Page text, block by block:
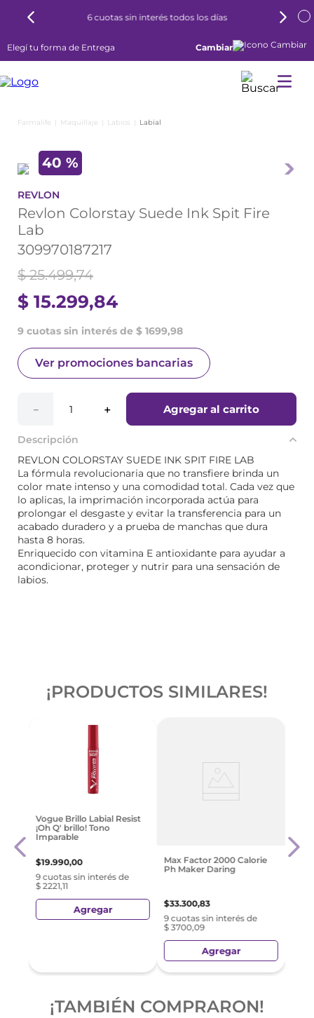
6 cuotas sin interés todos los días
Elegí tu forma de Entrega Cambiar
Maquillaje Labios Labial
40 %
REVLON
Revlon Colorstay Suede Ink Spit Fire
Lab
309970187217
$ 15.299,84
$ 25.499,74
9 cuotas sin interés de $ 1699,98
Ver promociones bancarias
＋
－ Agregar al carrito
Descripción
REVLON COLORSTAY SUEDE INK SPIT FIRE LAB
La fórmula revolucionaria que no transfiere brinda un
color mate intenso y una comodidad total. Cada vez que
lo aplicas, la imprimación incorporada actúa para
prolongar el desgaste y evitar la transferencia para un
acabado duradero y a prueba de manchas que dura
hasta 8 horas.
Enriquecido con vitamina E antioxidante para ayudar a
acondicionar, proteger y nutrir para una sensación de
labios.
¡PRODUCTOS SIMILARES!
Vogue Brillo Labial Resist
¡Oh Q' brillo! Tono
Imparable
$19.990,00
9 cuotas sin interés de
$ 2221,11
Agregar
Max Factor 2000 Calorie
Ph Maker Daring
$33.300,83
9 cuotas sin interés de
$ 3700,09
Agregar
$
¡TAMBIÉN COMPRARON!